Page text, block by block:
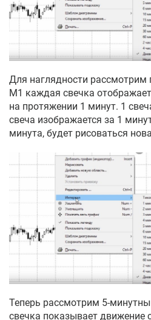
Для наглядности рассмотрим
М1 каждая свечка
на протяжении 1 минут. 1
свеча изображается за 1
минута, будет рисоваться
Теперь рассмотрим 5-
свечка показывает движение